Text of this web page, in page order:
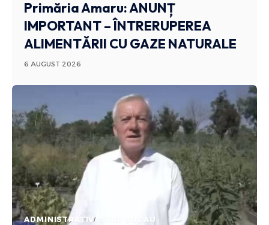
Primăria Amaru: ANUNȚ
IMPORTANT – ÎNTRERUPEREA
ALIMENTĂRII CU GAZE NATURALE
6 AUGUST 2026
ADMINISTRATIV STIRI BUZAU